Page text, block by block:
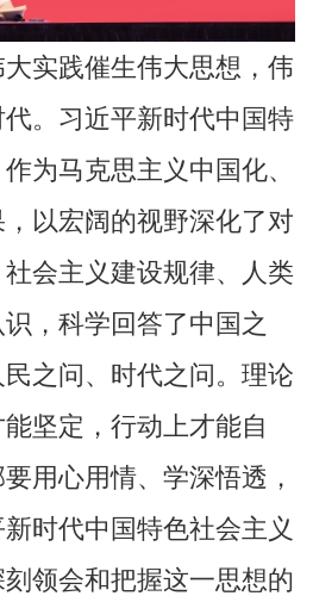
实践催生伟大思想，伟
。习近平新时代中国特
为马克思主义中国化、
以宏阔的视野深化了对
会主义建设规律、人类
，科学回答了中国之
之问、时代之问。理论
能坚定，行动上才能自
用心用情、学深悟透，
时代中国特色社会主义
领会和把握这一思想的